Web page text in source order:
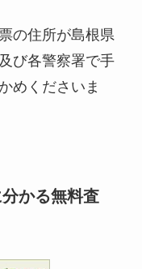
の住所が島根県
び各警察署で手
めくださいま
かる無料査